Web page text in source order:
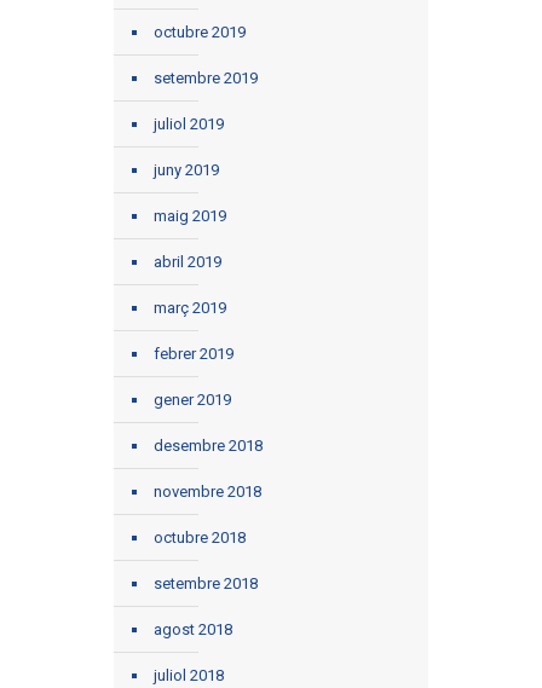
octubre 2019
setembre 2019
juliol 2019
juny 2019
maig 2019
abril 2019
març 2019
febrer 2019
gener 2019
desembre 2018
novembre 2018
octubre 2018
setembre 2018
agost 2018
juliol 2018